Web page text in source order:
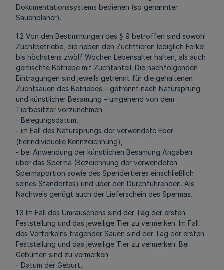
Dokumentationssystems bedienen (so genannter
Sauenplaner).
1.2 Von den Bestimmungen des § 9 betroffen sind sowohl
Zuchtbetriebe, die neben den Zuchttieren lediglich Ferkel
bis höchstens zwölf Wochen Lebensalter halten, als auch
gemischte Betriebe mit Zuchtanteil. Die nachfolgenden
Eintragungen sind jeweils getrennt für die gehaltenen
Zuchtsauen des Betriebes – getrennt nach Natursprung
und künstlicher Besamung – umgehend von dem
Tierbesitzer vorzunehmen:
- Belegungsdatum,
- im Fall des Natursprungs der verwendete Eber
(tierindividuelle Kennzeichnung),
- bei Anwendung der künstlichen Besamung Angaben
über das Sperma (Bezeichnung der verwendeten
Spermaportion sowie des Spendertieres einschließlich
seines Standortes) und über den Durchführenden. Als
Nachweis genügt auch der Lieferschein des Spermas.
1.3 Im Fall des Umrauschens sind der Tag der ersten
Feststellung und das jeweilige Tier zu vermerken. Im Fall
des Verferkelns tragender Sauen sind der Tag der ersten
Feststellung und das jeweilige Tier zu vermerken. Bei
Geburten sind zu vermerken:
- Datum der Geburt,